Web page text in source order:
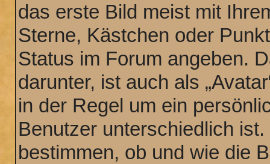
das erste Bild meist mit
Sterne, Kästchen oder
Status im Forum angeben.
darunter, ist auch als
in der Regel um ein
Benutzer unterschiedlich
bestimmen, ob und wie die